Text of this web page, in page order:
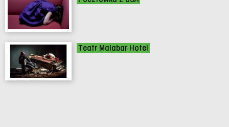
Teatr Malabar Hotel